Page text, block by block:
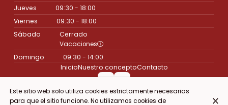
Jueves
09:30 - 18:00
Viernes
09:30 - 18:00
Sábado
Cerrado
Vacaciones
Domingo
09:30 - 14:00
InicioNuestro conceptoContacto
Este sitio web solo utiliza cookies estrictamente necesarias
para que el sitio funcione. No utilizamos cookies de